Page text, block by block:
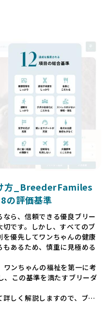
ていたり、またブリーダー
うした問題は、消費者にと
ゃん自身にとっても非常に
と安心して選べる場所を提
では、ワンち
ブリーダー」のみを独自の
準や評価結果をオープンに
の皆様が安心して子犬やブ
います。
報をもとに優良ブリーダー
族のように愛する優良ブリ
ブリーダー」が自然と淘汰
目の前の子犬だけでなく、親
いと考えています。
いない場合が多く、販売ま
のストレスを受けることが
環境は、健康リスクや社会性
ゃんにとっても望ましいと
はペットショップを介
に、ペットオークションや
ダーの掲載も行ってしませ
理由の詳細はこちら
方_BreederFamiles
の評価基準
ら、信頼できる優良ブリー
です。しかし、すべてのブ
を優先してワンちゃんの健康
あるため、慎重に見極める
ンちゃんの福祉を第一に考
、この基準を満たすブリーダ
しく解説しますので、ブリ